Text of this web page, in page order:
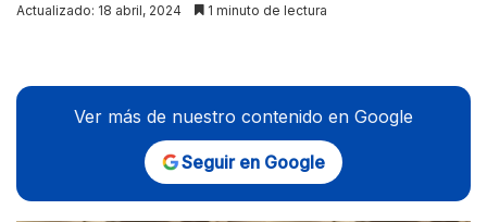
Actualizado: 18 abril, 2024 1 minuto de lectura
Ver más de nuestro contenido en Google
Seguir en Google